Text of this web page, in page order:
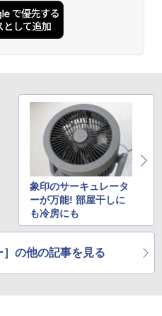
象印のサーキュレータ
ーが万能! 部屋干しに
も冷房にも
］の他の記事を見る